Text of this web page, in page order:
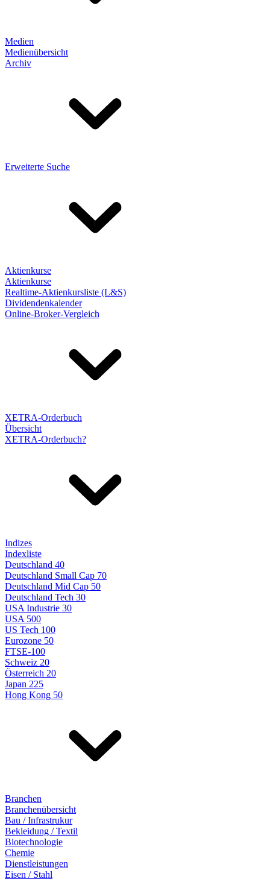
Medien
Medienübersicht
Archiv
Erweiterte Suche
Aktienkurse
Aktienkurse
Realtime-Aktienkursliste (L&S)
Dividendenkalender
Online-Broker-Vergleich
XETRA-Orderbuch
Übersicht
XETRA-Orderbuch?
Indizes
Indexliste
Deutschland 40
Deutschland Small Cap 70
Deutschland Mid Cap 50
Deutschland Tech 30
USA Industrie 30
USA 500
US Tech 100
Eurozone 50
FTSE-100
Schweiz 20
Österreich 20
Japan 225
Hong Kong 50
Branchen
Branchenübersicht
Bau / Infrastrukur
Bekleidung / Textil
Biotechnologie
Chemie
Dienstleistungen
Eisen / Stahl